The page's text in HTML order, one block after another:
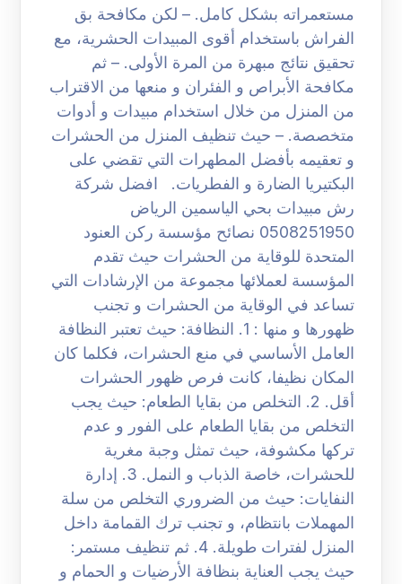
مستعمراته بشكل كامل. – لكن مكافحة بق
الفراش باستخدام أقوى المبيدات الحشرية، مع
تحقيق نتائج مبهرة من المرة الأولى. – ثم
مكافحة الأبراص و الفئران و منعها من الاقتراب
من المنزل من خلال استخدام مبيدات و أدوات
متخصصة. – حيث تنظيف المنزل من الحشرات
و تعقيمه بأفضل المطهرات التي تقضي على
البكتيريا الضارة و الفطريات. افضل شركة
رش مبيدات بحي الياسمين الرياض
0508251950 نصائح مؤسسة ركن العنود
المتحدة للوقاية من الحشرات حيث تقدم
المؤسسة لعملائها مجموعة من الإرشادات التي
تساعد في الوقاية من الحشرات و تجنب
ظهورها و منها : 1. النظافة: حيث تعتبر النظافة
العامل الأساسي في منع الحشرات، فكلما كان
المكان نظيفا، كانت فرص ظهور الحشرات
أقل. 2. التخلص من بقايا الطعام: حيث يجب
التخلص من بقايا الطعام على الفور و عدم
تركها مكشوفة، حيث تمثل وجبة مغرية
للحشرات، خاصة الذباب و النمل. 3. إدارة
النفايات: حيث من الضروري التخلص من سلة
المهملات بانتظام، و تجنب ترك القمامة داخل
المنزل لفترات طويلة. 4. ثم تنظيف مستمر:
حيث يجب العناية بنظافة الأرضيات و الحمام و